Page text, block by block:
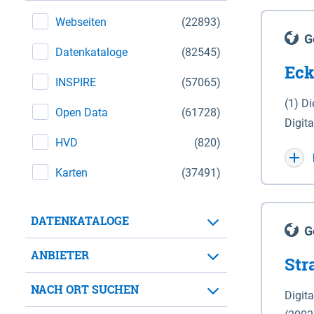
(22893)
Webseiten
(82545)
Datenkataloge
(57065)
INSPIRE
(61728)
Open Data
(820)
HVD
(37491)
Karten
DATENKATALOGE
ANBIETER
NACH ORT SUCHEN
(1)
WGS
für
der in